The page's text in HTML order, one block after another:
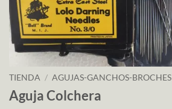
TIENDA / AGUJAS-GANCHOS-BROCHES
Aguja Colchera